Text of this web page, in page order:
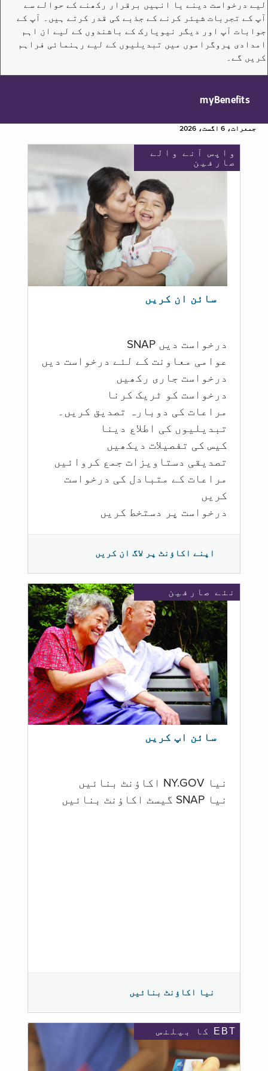
لیے درخواست دینے یا انہیں برقرار رکھنے کے حوالے سے
آپ کے تجربات شیئر کرنے کے جذبے کی قدر کرتے ہیں۔ آپ کے
جوابات آپ اور دیگر نیویارک کے باشندوں کے لیے ان اہم
امدادی پروگراموں میں تبدیلیوں کے لیے رہنمائی فراہم
کریں گے۔
myBenefits
جمعرات، 6 اگست، 2026
واپس آنے والے
صارفین
سائن ان کریں
درخواست دیں SNAP
عوامی معاونت کے لئے درخواست دیں
درخواست جاری رکھیں
درخواست کو ٹریک کرنا
مراعات کی دوبارہ تصدیق کریں۔
تبدیلیوں کی اطلاع دینا
کیس کی تفصیلات دیکھیں
تصدیقی دستاویزات جمع کروائیں
مراعات کے متبادل کی درخواست
کریں
درخواست پر دستخط کریں
اپنے اکاؤنٹ پر لاگ ان کریں
نئے صارفین
سائن اپ کریں
نیا NY.GOV اکاؤنٹ بنائیں
نیا SNAP گیسٹ اکاؤنٹ بنائیں
نیا اکاؤنٹ بنائیں
EBT کا بیلنس